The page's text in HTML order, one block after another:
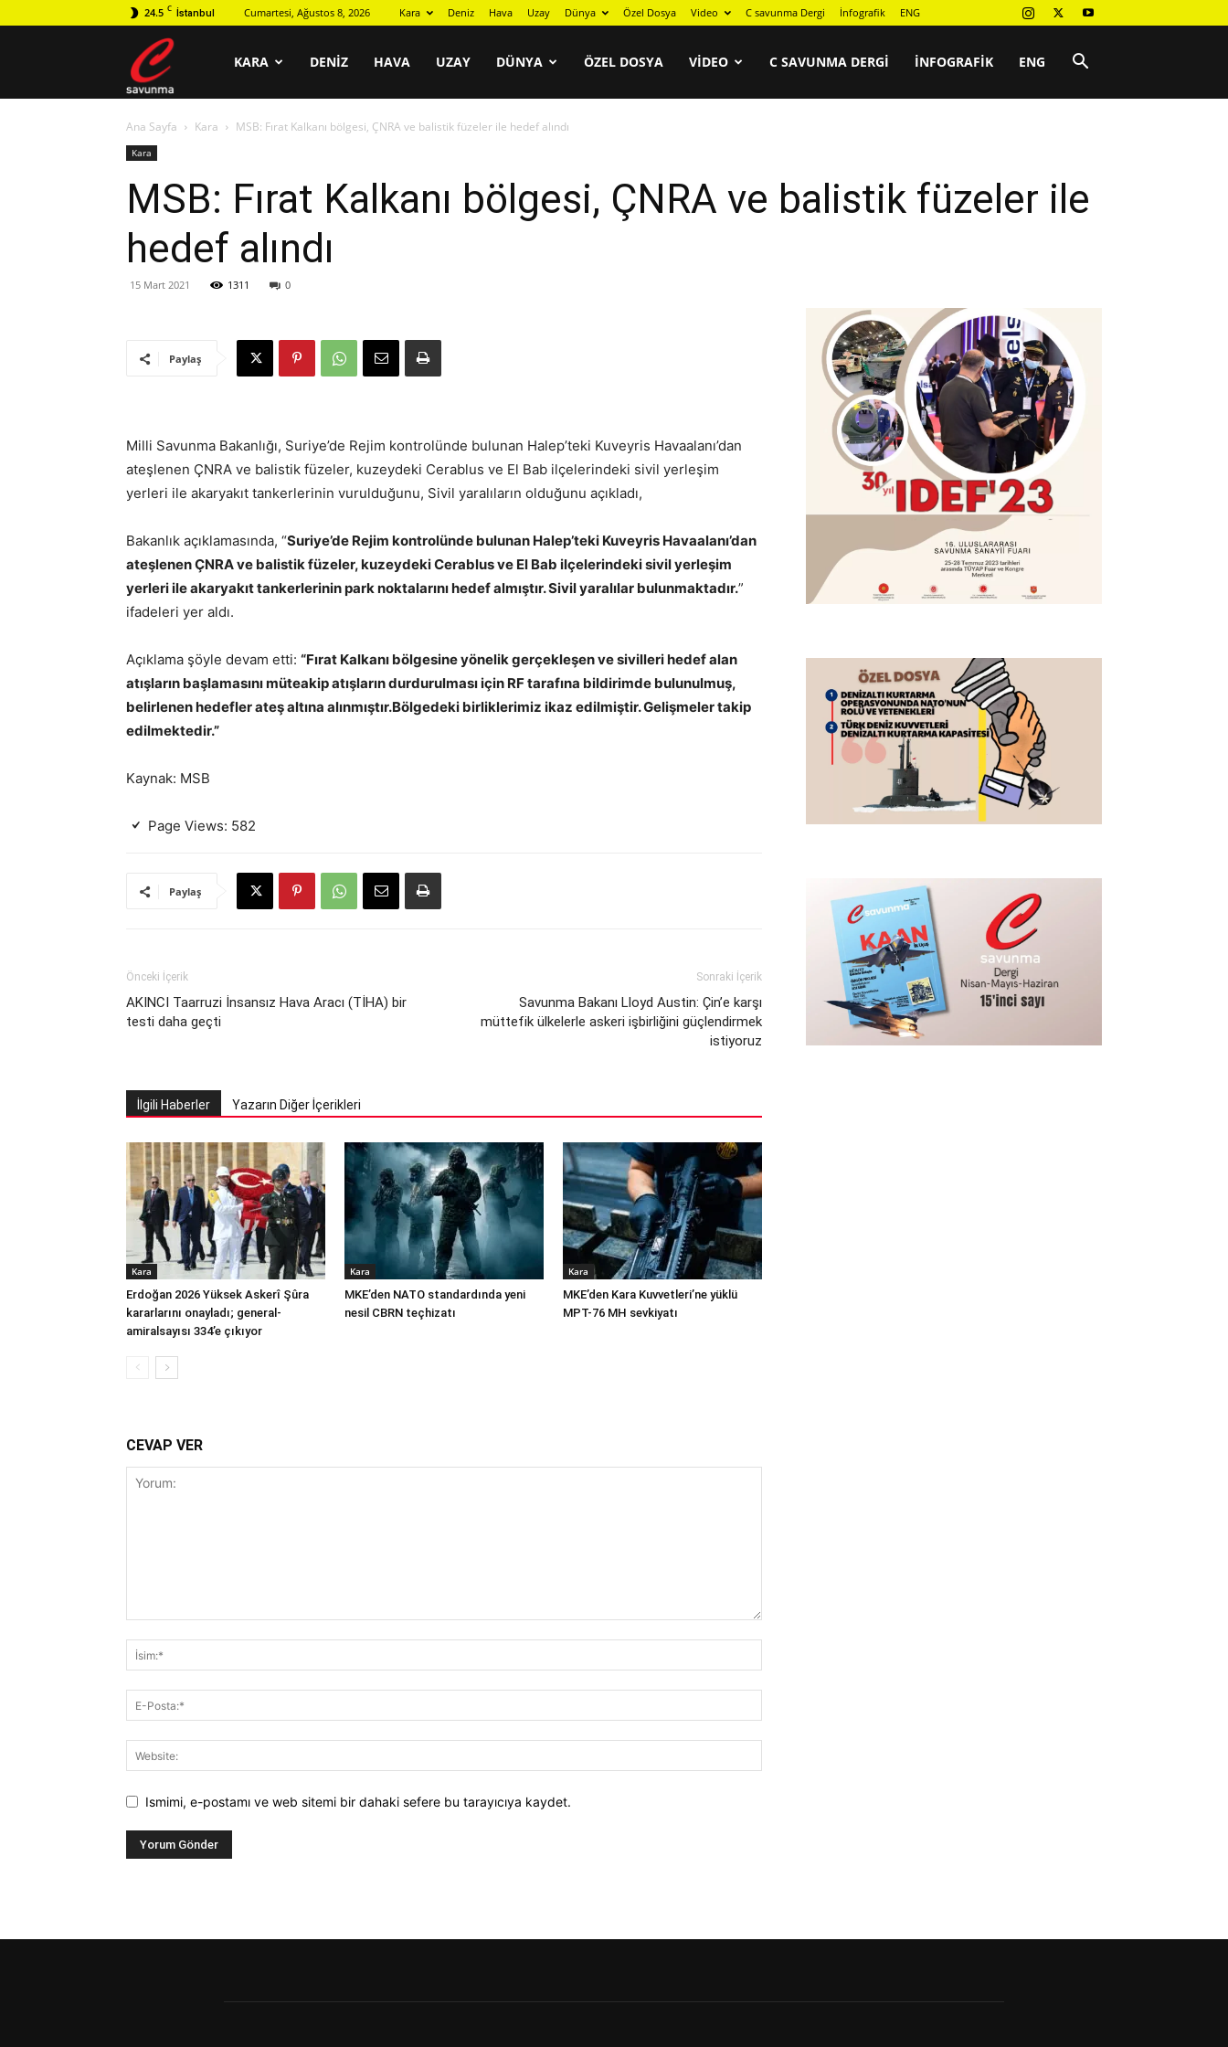
24.5 C İstanbul Cumartesi, Ağustos 8, 2026 Kara Deniz Hava Uzay Dünya Özel Dosya Video C savunma Dergi İnfografik ENG
savunma
KARA DENIZ HAVA UZAY DÜNYA ÖZEL DOSYA VIDEO C SAVUNMA DERGI İNFOGRAFIK ENG
Ana Sayfa Kara MSB: Fırat Kalkanı bölgesi, ÇNRA ve balistik füzeler ile hedef alındı
Kara
MSB: Fırat Kalkanı bölgesi, ÇNRA ve balistik füzeler ile
hedef alındı
15 Mart 2021 1311 0
Paylaş
Milli Savunma Bakanlığı, Suriye’de Rejim kontrolünde bulunan Halep’teki Kuveyris Havaalanı’dan
ateşlenen ÇNRA ve balistik füzeler, kuzeydeki Cerablus ve El Bab ilçelerindeki sivil yerleşim
yerleri ile akaryakıt tankerlerinin vurulduğunu, Sivil yaralıların olduğunu açıkladı,
Bakanlık açıklamasında, “Suriye’de Rejim kontrolünde bulunan Halep’teki Kuveyris Havaalanı’dan
ateşlenen ÇNRA ve balistik füzeler, kuzeydeki Cerablus ve El Bab ilçelerindeki sivil yerleşim
yerleri ile akaryakıt tankerlerinin park noktalarını hedef almıştır. Sivil yaralılar bulunmaktadır.”
ifadeleri yer aldı.
Açıklama şöyle devam etti: “Fırat Kalkanı bölgesine yönelik gerçekleşen ve sivilleri hedef alan
atışların başlamasını müteakip atışların durdurulması için RF tarafına bildirimde bulunulmuş,
belirlenen hedefler ateş altına alınmıştır.Bölgedeki birliklerimiz ikaz edilmiştir. Gelişmeler takip
edilmektedir.”
Kaynak: MSB
Page Views: 582
Paylaş
Önceki İçerik
AKINCI Taarruzi İnsansız Hava Aracı (TİHA) bir
testi daha geçti
Sonraki İçerik
Savunma Bakanı Lloyd Austin: Çin’e karşı
müttefik ülkelerle askeri işbirliğini güçlendirmek
istiyoruz
İlgili Haberler Yazarın Diğer İçerikleri
Kara
Erdoğan 2026 Yüksek Askerî Şûra
kararlarını onayladı; general-
amiralsayısı 334’e çıkıyor
Kara
MKE’den NATO standardında yeni
nesil CBRN teçhizatı
Kara
MKE’den Kara Kuvvetleri’ne yüklü
MPT-76 MH sevkiyatı
CEVAP VER
Ismimi, e-postamı ve web sitemi bir dahaki sefere bu tarayıcıya kaydet.